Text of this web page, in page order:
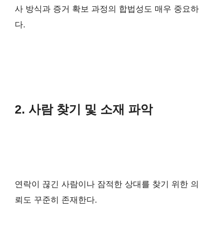
사 방식과 증거 확보 과정의 합법성도 매우 중요하
다.
2. 사람 찾기 및 소재 파악
연락이 끊긴 사람이나 잠적한 상대를 찾기 위한 의
뢰도 꾸준히 존재한다.